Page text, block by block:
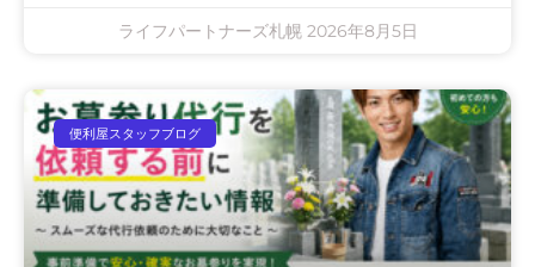
ライフパートナーズ札幌 2026年8月5日
便利屋スタッフブログ